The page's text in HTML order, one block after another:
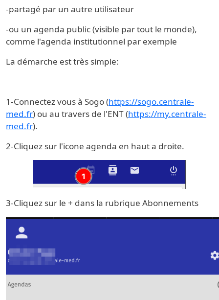
-partagé par un autre utilisateur
-ou un agenda public (visible par tout le monde),
comme l'agenda institutionnel par exemple
La démarche est très simple:
1-Connectez vous à Sogo (https://sogo.centrale-
med.fr) ou au travers de l'ENT (https://my.centrale-
med.fr).
2-Cliquez sur l'icone agenda en haut a droite.
3-Cliquez sur le + dans la rubrique Abonnements